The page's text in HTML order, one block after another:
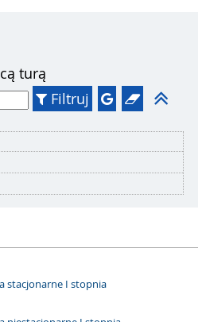
turą
Filtruj
stacjonarne I stopnia